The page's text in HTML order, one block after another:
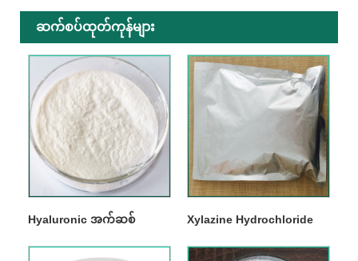
ဆက်စပ်ထုတ်ကုန်များ
Hyaluronic အက်ဆစ် Xylazine Hydrochloride